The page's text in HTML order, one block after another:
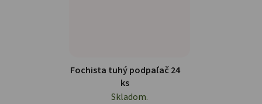
Fochista tuhý podpaľač 24
ks
Skladom.